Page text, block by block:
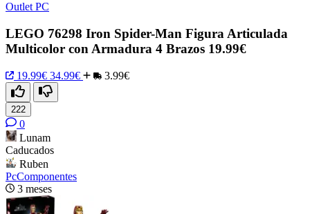
Outlet PC
LEGO 76298 Iron Spider-Man Figura Articulada
Multicolor con Armadura 4 Brazos 19.99€
19.99€ 34.99€ 3.99€
222
0
Lunam
Caducados
Ruben
PcComponentes
3 meses